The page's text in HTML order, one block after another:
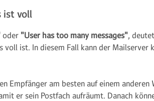
ist voll
oder "User has too many messages",
voll ist. In diesem Fall kann der Mailserver
Empfänger am besten auf einem anderen
er sein Postfach aufräumt. Danach